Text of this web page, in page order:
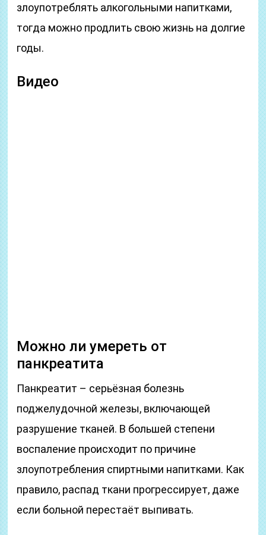
злоупотреблять алкогольными напитками,
тогда можно продлить свою жизнь на долгие
годы.
Видео
Можно ли умереть от
панкреатита
Панкреатит – серьёзная болезнь
поджелудочной железы, включающей
разрушение тканей. В большей степени
воспаление происходит по причине
злоупотребления спиртными напитками. Как
правило, распад ткани прогрессирует, даже
если больной перестаёт выпивать.